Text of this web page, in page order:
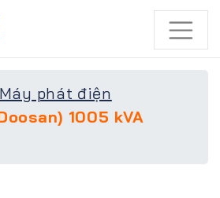
Máy phát điện
1005 kVA